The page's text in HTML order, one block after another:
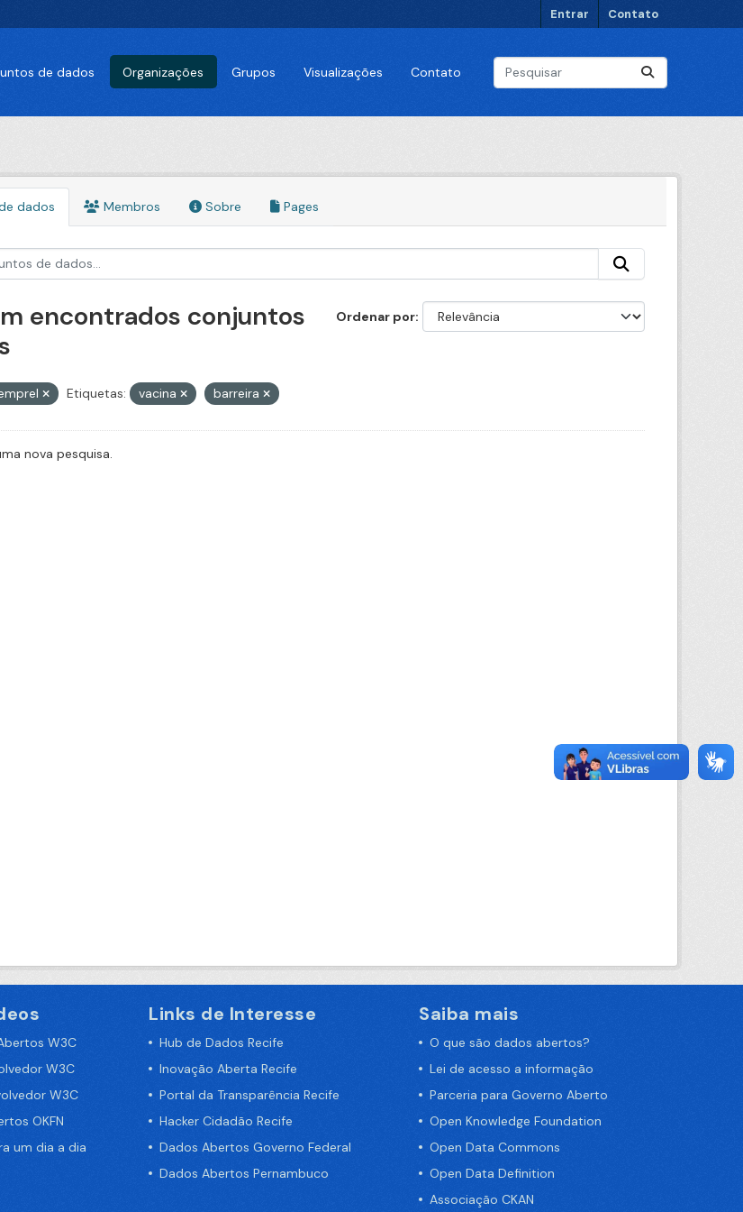
Entrar Contato
de dados Organizações Grupos Visualizações Contato
dados Membros Sobre Pages
Ordenar por
encontrados conjuntos
Etiquetas: vacina barreira
nova pesquisa.
W3C
W3C
W3C
OKFN
um dia a dia
Links de Interesse
Hub de Dados Recife
Inovação Aberta Recife
Portal da Transparência Recife
Hacker Cidadão Recife
Dados Abertos Governo Federal
Dados Abertos Pernambuco
Saiba mais
O que são dados abertos?
Lei de acesso a informação
Parceria para Governo Aberto
Open Knowledge Foundation
Open Data Commons
Open Data Definition
Associação CKAN